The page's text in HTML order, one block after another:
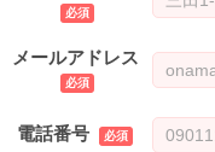
メールアドレス
電話番号